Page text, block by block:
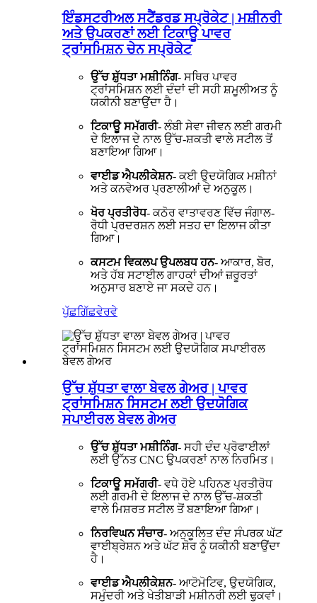
ਇੰਡਸਟਰੀਅਲ ਸਟੈਂਡਰਡ ਸਪ੍ਰੋਕੇਟ | ਮਸ਼ੀਨਰੀ
ਅਤੇ ਉਪਕਰਣਾਂ ਲਈ ਟਿਕਾਊ ਪਾਵਰ
ਟ੍ਰਾਂਸਮਿਸ਼ਨ ਚੇਨ ਸਪ੍ਰੋਕੇਟ
ਉੱਚ ਸ਼ੁੱਧਤਾ ਮਸ਼ੀਨਿੰਗ- ਸਥਿਰ ਪਾਵਰ
ਟ੍ਰਾਂਸਮਿਸ਼ਨ ਲਈ ਦੰਦਾਂ ਦੀ ਸਹੀ ਸ਼ਮੂਲੀਅਤ ਨੂੰ
ਯਕੀਨੀ ਬਣਾਉਂਦਾ ਹੈ।
ਟਿਕਾਊ ਸਮੱਗਰੀ- ਲੰਬੀ ਸੇਵਾ ਜੀਵਨ ਲਈ ਗਰਮੀ
ਦੇ ਇਲਾਜ ਦੇ ਨਾਲ ਉੱਚ-ਸ਼ਕਤੀ ਵਾਲੇ ਸਟੀਲ ਤੋਂ
ਬਣਾਇਆ ਗਿਆ।
ਵਾਈਡ ਐਪਲੀਕੇਸ਼ਨ- ਕਈ ਉਦਯੋਗਿਕ ਮਸ਼ੀਨਾਂ
ਅਤੇ ਕਨਵੇਅਰ ਪ੍ਰਣਾਲੀਆਂ ਦੇ ਅਨੁਕੂਲ।
ਖੋਰ ਪ੍ਰਤੀਰੋਧ- ਕਠੋਰ ਵਾਤਾਵਰਣ ਵਿੱਚ ਜੰਗਾਲ-
ਰੋਧੀ ਪ੍ਰਦਰਸ਼ਨ ਲਈ ਸਤਹ ਦਾ ਇਲਾਜ ਕੀਤਾ
ਗਿਆ।
ਕਸਟਮ ਵਿਕਲਪ ਉਪਲਬਧ ਹਨ- ਆਕਾਰ, ਬੋਰ,
ਅਤੇ ਹੱਬ ਸਟਾਈਲ ਗਾਹਕਾਂ ਦੀਆਂ ਜ਼ਰੂਰਤਾਂ
ਅਨੁਸਾਰ ਬਣਾਏ ਜਾ ਸਕਦੇ ਹਨ।
ਪੁੱਛਗਿੱਛਵੇਰਵੇ
ਉੱਚ ਸ਼ੁੱਧਤਾ ਵਾਲਾ ਬੇਵਲ ਗੇਅਰ | ਪਾਵਰ
ਟ੍ਰਾਂਸਮਿਸ਼ਨ ਸਿਸਟਮ ਲਈ ਉਦਯੋਗਿਕ
ਸਪਾਈਰਲ ਬੇਵਲ ਗੇਅਰ
ਉੱਚ ਸ਼ੁੱਧਤਾ ਮਸ਼ੀਨਿੰਗ- ਸਹੀ ਦੰਦ ਪ੍ਰੋਫਾਈਲਾਂ
ਲਈ ਉੱਨਤ CNC ਉਪਕਰਣਾਂ ਨਾਲ ਨਿਰਮਿਤ।
ਟਿਕਾਊ ਸਮੱਗਰੀ- ਵਧੇ ਹੋਏ ਪਹਿਨਣ ਪ੍ਰਤੀਰੋਧ
ਲਈ ਗਰਮੀ ਦੇ ਇਲਾਜ ਦੇ ਨਾਲ ਉੱਚ-ਸ਼ਕਤੀ
ਵਾਲੇ ਮਿਸ਼ਰਤ ਸਟੀਲ ਤੋਂ ਬਣਾਇਆ ਗਿਆ।
ਨਿਰਵਿਘਨ ਸੰਚਾਰ- ਅਨੁਕੂਲਿਤ ਦੰਦ ਸੰਪਰਕ ਘੱਟ
ਵਾਈਬ੍ਰੇਸ਼ਨ ਅਤੇ ਘੱਟ ਸ਼ੋਰ ਨੂੰ ਯਕੀਨੀ ਬਣਾਉਂਦਾ
ਹੈ।
ਵਾਈਡ ਐਪਲੀਕੇਸ਼ਨ- ਆਟੋਮੋਟਿਵ, ਉਦਯੋਗਿਕ,
ਸਮੁੰਦਰੀ ਅਤੇ ਖੇਤੀਬਾੜੀ ਮਸ਼ੀਨਰੀ ਲਈ ਢੁਕਵਾਂ।